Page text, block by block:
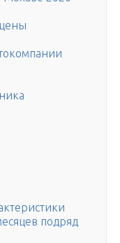
подряд